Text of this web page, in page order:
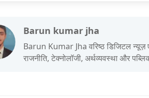
Barun kumar jha
Barun Kumar Jha वरिष्ठ डिजिटल न्यूज़
राजनीति, टेक्नोलॉजी, अर्थव्यवस्था और